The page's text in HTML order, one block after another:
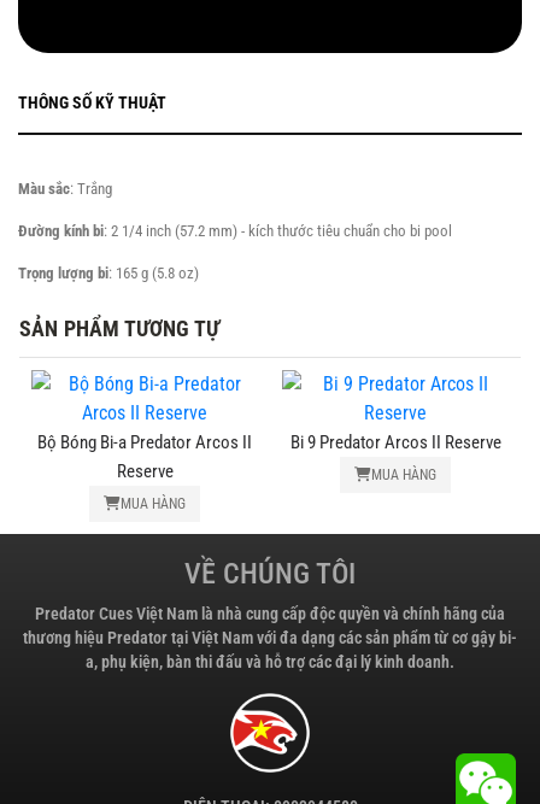
THÔNG SỐ KỸ THUẬT
Màu sắc: Trắng
Đường kính bi: 2 1/4 inch (57.2 mm) - kích thước tiêu chuẩn cho bi pool
Trọng lượng bi: 165 g (5.8 oz)
SẢN PHẨM TƯƠNG TỰ
Arcos II
Bi 9 Predator Arcos II Reserve Bi 10 Predator
VỀ CHÚNG TÔI
Predator Cues Việt Nam là nhà cung cấp độc quyền và chính hãng của
thương hiệu Predator tại Việt Nam với đa dạng các sản phẩm từ cơ gậy bi-
a, phụ kiện, bàn thi đấu và hỗ trợ các đại lý kinh doanh.